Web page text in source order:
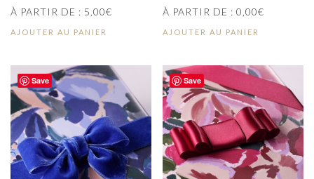
À PARTIR DE : 5,00€
AJOUTER AU PANIER
À PARTIR DE :0,00€
AJOUTER AU PANIER
Save Save